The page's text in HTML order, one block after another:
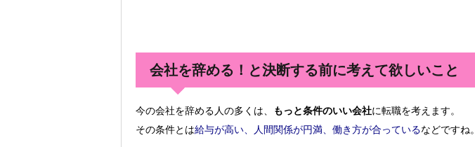
会社を辞める！と決断する前に考えて欲しいこと
今の会社を辞める人の多くは、 もっと条件のいい会社に転職を考えます。
その条件とは給与が高い、人間関係が円満、働き方が合っているなどですね。